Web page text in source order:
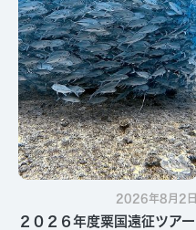
2026年8月2日
２０２６年度粟国遠征ツアー